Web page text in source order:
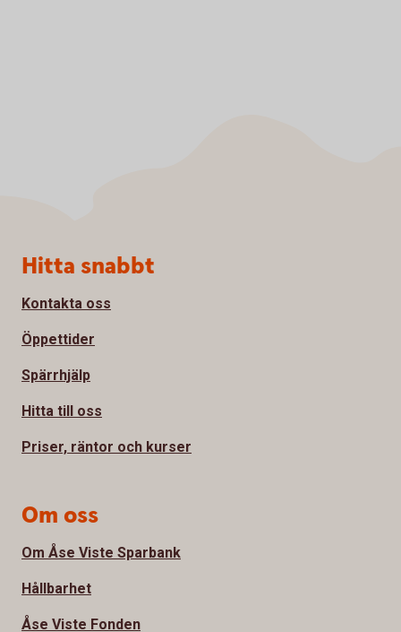
Sidfot
Hitta snabbt
Kontakta oss
Öppettider
Spärrhjälp
Hitta till oss
Priser, räntor och kurser
Om oss
Om Åse Viste Sparbank
Hållbarhet
Åse Viste Fonden